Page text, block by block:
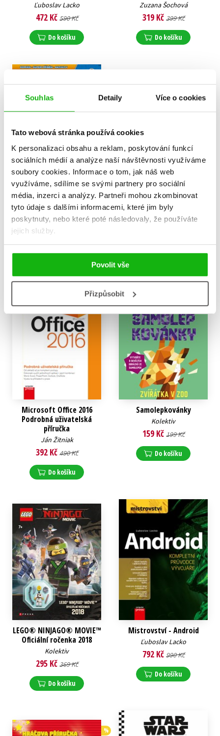
Souhlas Detaily Více o cookies
Tato webová stránka používá cookies
K personalizaci obsahu a reklam, poskytování funkcí
sociálních médií a analýze naší návštěvnosti využíváme
soubory cookies. Informace o tom, jak náš web
využíváme, sdílíme se svými partnery pro sociální
média, inzerci a analýzy. Partneři mohou zkombinovat
tyto údaje s dalšími informacemi, které jim byly
poskytnuty, nebo které poté následovaly, že používáte
jejich služby.
Povolit vše
Přizpůsobit
Ľuboslav Lacko
472 Kč 590 Kč
Do košíku
Zuzana Šochová
319 Kč 399 Kč
Do košíku
LEGO® CITY Pomoc je na
cestě
Kolektiv
159 Kč
Do košíku
Tohle už vůbec není matika
Anna Weltmanová
159 Kč199 Kč
Do košíku
Microsoft Office 2016
Podrobná uživatelská
příručka
Ján Žitniak
392 Kč 490 Kč
Do košíku
Samolepkovánky
Kolektiv
159 Kč 199 Kč
Do košíku
LEGO® NINJAGO® MOVIE™
Oficiální ročenka 2018
Kolektiv
295 Kč 369 Kč
Do košíku
Mistrovství - Android
Ľuboslav Lacko
792 Kč 990 Kč
Do košíku
%